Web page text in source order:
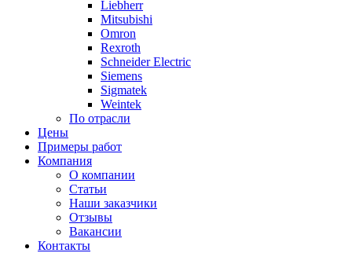
Liebherr
Mitsubishi
Omron
Rexroth
Schneider Electric
Siemens
Sigmatek
Weintek
По отрасли
Цены
Примеры работ
Компания
О компании
Статьи
Наши заказчики
Отзывы
Вакансии
Контакты